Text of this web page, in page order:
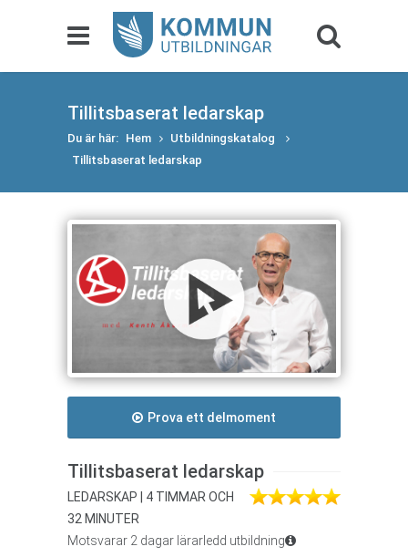
Tillitsbaserat ledarskap
Du är här: Hem
Utbildningskatalog
Tillitsbaserat ledarskap
Prova ett delmoment
Tillitsbaserat ledarskap
LEDARSKAP | 4 TIMMAR OCH
32 MINUTER
Motsvarar 2 dagar lärarledd utbildning